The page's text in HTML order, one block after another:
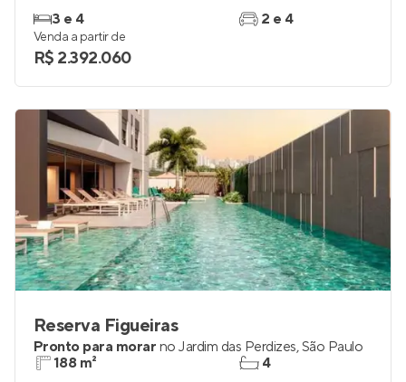
3 e 4
2 e 4
Venda a partir de
R$ 2.392.060
Reserva Figueiras
Pronto para morar no Jardim das Perdizes,São Paulo
188 m²
4